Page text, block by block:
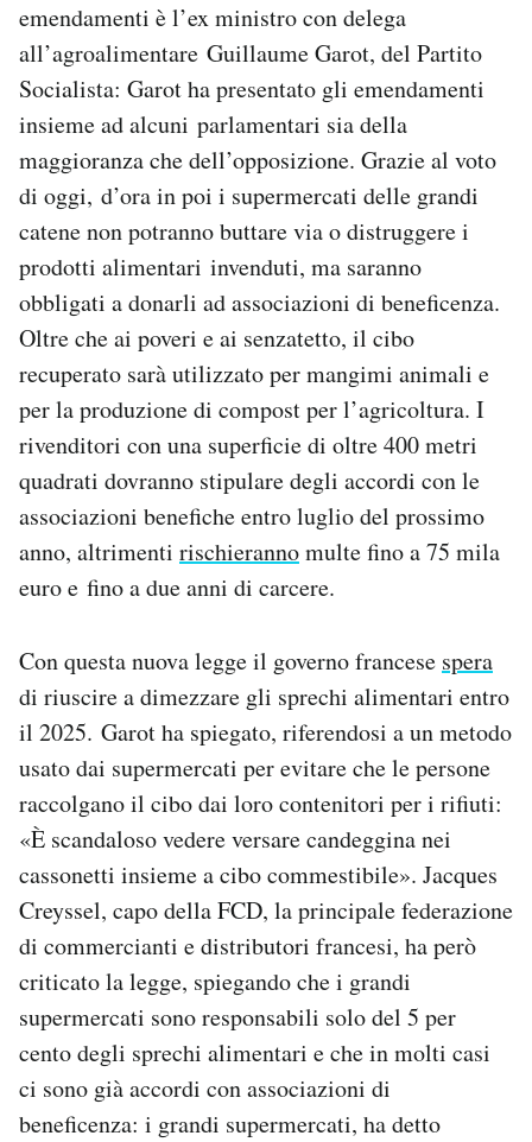
Regala il Post
Hai bisogno di aiuto?
Esci
emendamenti è l’ex ministro con delega
all’agroalimentare Guillaume Garot, del Partito
Socialista: Garot ha presentato gli emendamenti
insieme ad alcuni parlamentari sia della
maggioranza che dell’opposizione. Grazie al voto
di oggi, d’ora in poi i supermercati delle grandi
catene non potranno buttare via o distruggere i
prodotti alimentari invenduti, ma saranno
obbligati a donarli ad associazioni di beneficenza.
Oltre che ai poveri e ai senzatetto, il cibo
recuperato sarà utilizzato per mangimi animali e
per la produzione di compost per l’agricoltura. I
rivenditori con una superficie di oltre 400 metri
quadrati dovranno stipulare degli accordi con le
associazioni benefiche entro luglio del prossimo
anno, altrimenti rischierannomulte fino a 75 mila
euro e fino a due anni di carcere.
Con questa nuova legge il governo francese spera
di riuscire a dimezzare gli sprechi alimentari entro
il 2025. Garot ha spiegato, riferendosi a un metodo
usato dai supermercati per evitare che le persone
raccolgano il cibo dai loro contenitori per i rifiuti:
«È scandaloso vedere versare candeggina nei
cassonetti insieme a cibo commestibile». Jacques
Creyssel, capo della FCD, la principale federazione
di commercianti e distributori francesi, ha però
criticato la legge, spiegando che i grandi
supermercati sono responsabili solo del 5 per
cento degli sprechi alimentari e che in molti casi
ci sono già accordi con associazioni di
beneficenza: i grandi supermercati, ha detto